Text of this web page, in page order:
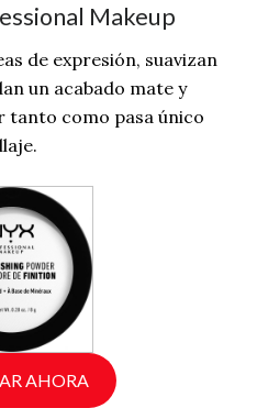
Makeup
de expresión, suavizan
un acabado mate y
tanto como pasa único
AHORA